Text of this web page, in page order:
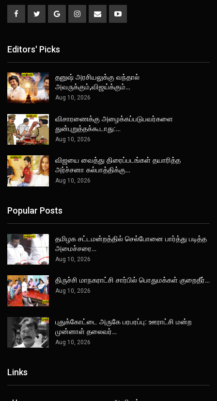
Editors' Picks
தனுஷ் அரசியலுக்கு வந்தால்
அவருக்கும்,விஜய்க்கும்…
Aug 10, 2026
விசாரணைக்கு அழைக்கப்படுபவர்களை
துன்புறுத்தக்கூடாது:…
Aug 10, 2026
விஜயை வைத்து திரைப்படங்கள் தயாரித்த
அர்ச்சனா கல்பாத்திக்கு…
Aug 10, 2026
Popular Posts
தமிழக சட்டமன்றத்தில் செல்போனை பார்த்து படித்த
அமைச்சரை…
Aug 10, 2026
திருச்சி மாநகராட்சி சார்பில் பொதுமக்கள் குறைதீர்…
Aug 10, 2026
புதுக்கோட்டை அருகே பரபரப்பு: ஊராட்சி மன்ற
முன்னாள் தலைவர்…
Aug 10, 2026
Links